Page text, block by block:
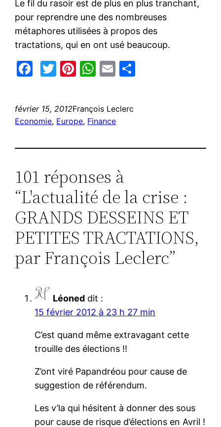
Le fil du rasoir est de plus en plus tranchant,
pour reprendre une des nombreuses
métaphores utilisées à propos des
tractations, qui en ont usé beaucoup.
Facebook
Twitter
Pinterest
WhatsApp
Email
février 15, 2012François Leclerc
Economie, Europe, Finance
101 réponses à
“L'actualité de la crise :
GRANDS DESSEINS ET
PETITES TRACTATIONS,
par François Leclerc”
Léoned dit :
15 février 2012 à 23 h 27 min
C’est quand même extravagant cette
trouille des élections !!
Z’ont viré Papandréou pour cause de
suggestion de référendum.
Les v’la qui hésitent à donner des sous
pour cause de risque d’élections en Avril !